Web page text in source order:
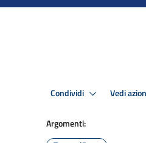
Condividi Vedi
Argomenti: